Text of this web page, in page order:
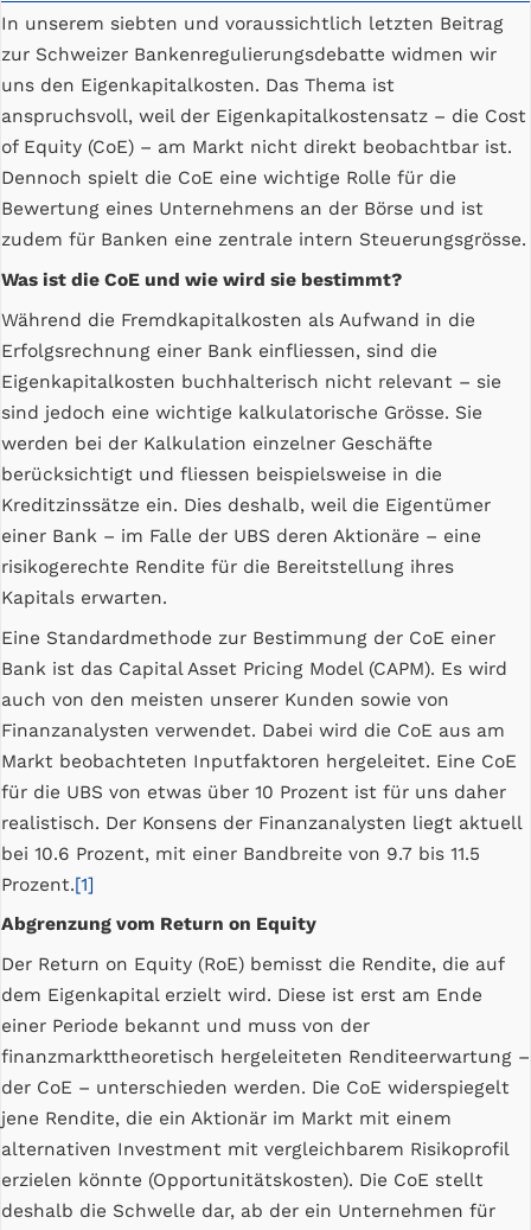
In unserem siebten und voraussichtlich letzten Beitrag
zur Schweizer Bankenregulierungsdebatte widmen wir
uns den Eigenkapitalkosten. Das Thema ist
anspruchsvoll, weil der Eigenkapitalkostensatz – die Cost
of Equity (CoE) – am Markt nicht direkt beobachtbar ist.
Dennoch spielt die CoE eine wichtige Rolle für die
Bewertung eines Unternehmens an der Börse und ist
zudem für Banken eine zentrale intern Steuerungsgrösse.
Was ist die CoE und wie wird sie bestimmt?
Während die Fremdkapitalkosten als Aufwand in die
Erfolgsrechnung einer Bank einfliessen, sind die
Eigenkapitalkosten buchhalterisch nicht relevant – sie
sind jedoch eine wichtige kalkulatorische Grösse. Sie
werden bei der Kalkulation einzelner Geschäfte
berücksichtigt und fliessen beispielsweise in die
Kreditzinssätze ein. Dies deshalb, weil die Eigentümer
einer Bank – im Falle der UBS deren Aktionäre – eine
risikogerechte Rendite für die Bereitstellung ihres
Kapitals erwarten.
Eine Standardmethode zur Bestimmung der CoE einer
Bank ist das Capital Asset Pricing Model (CAPM). Es wird
auch von den meisten unserer Kunden sowie von
Finanzanalysten verwendet. Dabei wird die CoE aus am
Markt beobachteten Inputfaktoren hergeleitet. Eine CoE
für die UBS von etwas über 10 Prozent ist für uns daher
realistisch. Der Konsens der Finanzanalysten liegt aktuell
bei 10.6 Prozent, mit einer Bandbreite von 9.7 bis 11.5
Prozent.[1]
Abgrenzung vom Return on Equity
Der Return on Equity (RoE) bemisst die Rendite, die auf
dem Eigenkapital erzielt wird. Diese ist erst am Ende
einer Periode bekannt und muss von der
finanzmarkttheoretisch hergeleiteten Renditeerwartung –
der CoE – unterschieden werden. Die CoE widerspiegelt
jene Rendite, die ein Aktionär im Markt mit einem
alternativen Investment mit vergleichbarem Risikoprofil
erzielen könnte (Opportunitätskosten). Die CoE stellt
deshalb die Schwelle dar, ab der ein Unternehmen für